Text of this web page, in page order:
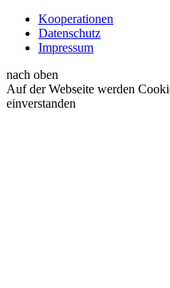
Kooperationen
Datenschutz
Impressum
nach oben
Auf der Webseite werden
einverstanden